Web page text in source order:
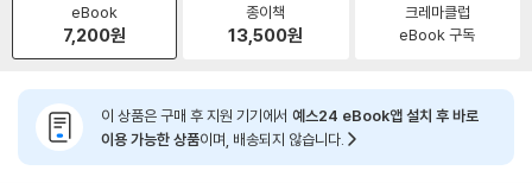
eBook
7,200원
종이책
13,500원
크레마클럽
eBook 구독
이 상품은 구매 후 지원 기기에서 예스24 eBook앱 설치 후 바로
이용 가능한 상품이며, 배송되지 않습니다.